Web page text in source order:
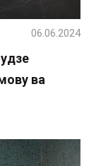
ва
06.06.2024